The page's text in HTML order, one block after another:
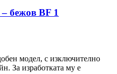
бежов BF 1
модел, с изключително
За изработката му е